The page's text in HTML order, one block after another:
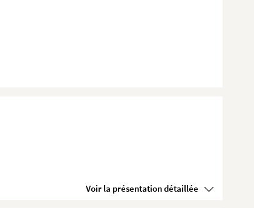
Voir la présentation détaillée